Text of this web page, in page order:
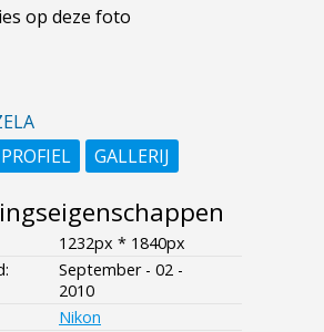
op deze foto
PROFIEL
GALLERIJ
1232px * 1840px
September - 02 -
2010
Nikon